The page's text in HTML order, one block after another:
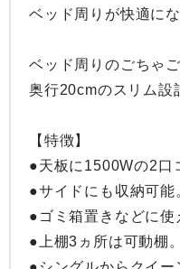
ベッド周りが快適に
ベッド周りのごちゃ
奥行20cmのスリム設
【特徴】
●天板に1500Wの2口
●サイドにも収納可能
●ゴミ箱置きなどに使
●上棚3ヵ所は可動棚。